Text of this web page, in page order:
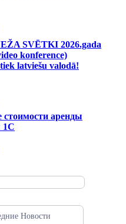
SVĒTKI 2026.gada
konference)
latviešu valodā!
стоимости аренды
1С
Новости